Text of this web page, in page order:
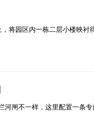
将园区内一栋二层小楼映
闸不一样，这里配置一条